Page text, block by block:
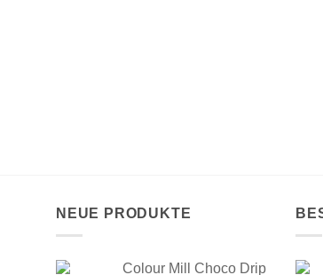
NEUE PRODUKTE
Colour Mill Choco Drip